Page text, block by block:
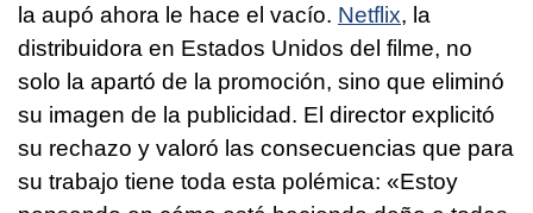
la aupó ahora le hace el vacío. Netflix, la
distribuidora en Estados Unidos del filme, no
solo la apartó de la promoción, sino que eliminó
su imagen de la publicidad. El director explicitó
su rechazo y valoró las consecuencias que para
su trabajo tiene toda esta polémica: «Estoy